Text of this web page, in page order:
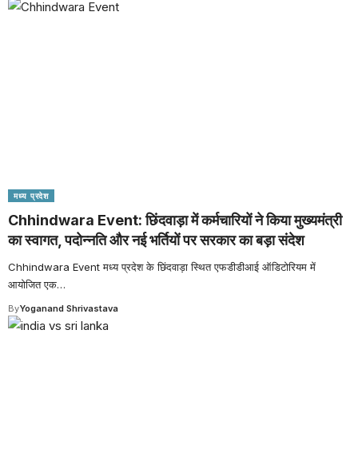
मध्य प्रदेश
Chhindwara Event: छिंदवाड़ा में कर्मचारियों ने किया मुख्यमंत्री
का स्वागत, पदोन्नति और नई भर्तियों पर सरकार का बड़ा संदेश
Chhindwara Event मध्य प्रदेश के छिंदवाड़ा स्थित एफडीडीआई ऑडिटोरियम में
आयोजित एक…
ByYoganand Shrivastava